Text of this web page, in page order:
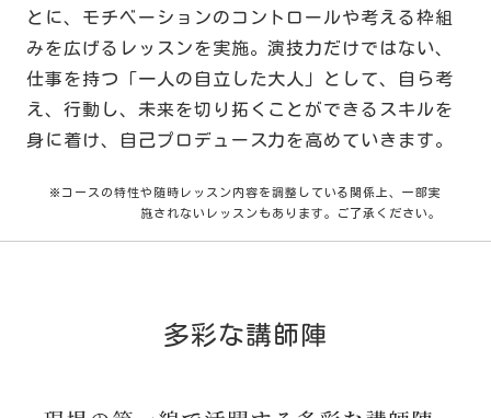
とに、モチベーションのコントロールや考える枠組
みを広げるレッスンを実施。演技力だけではない、
仕事を持つ「一人の自立した大人」として、自ら考
え、行動し、未来を切り拓くことができるスキルを
身に着け、自己プロデュース力を高めていきます。
※コースの特性や随時レッスン内容を調整している関係上、一部実
施されないレッスンもあります。ご了承ください。
多彩な講師陣